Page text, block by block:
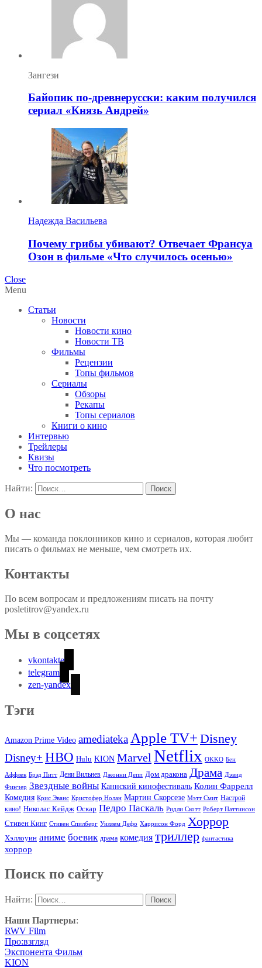
Зангези
Байопик по-древнерусски: каким получился
сериал «Князь Андрей»
Надежда Васильева
Почему грибы убивают? Отвечает Франсуа
Озон в фильме «Что случилось осенью»
Close
Menu
Статьи
Новости
Новости кино
Новости ТВ
Фильмы
Рецензии
Топы фильмов
Сериалы
Обзоры
Рекапы
Топы сериалов
Книги о кино
Интервью
Трейлеры
Квизы
Что посмотреть
Найти:
О нас
Мы — команда поклонников кино и сериалов, которая любит
писать о фильмах не меньше, чем смотреть их.
Контакты
По всем вопросам и предложениям писать на почту
posletitrov@yandex.ru
Мы в соцсетях
vkontakte
telegram
zen-yandex
Тэги
Amazon Prime Video amediateka Apple TV+ Disney
Disney+ HBO Hulu KION Marvel Netflix OKKO Бен
Аффлек Брэд Питт Дени Вильнев Джонни Депп Дом дракона Драма Дэвид
Финчер Звездные войны Каннский кинофестиваль Колин Фаррелл
Комедия Крис Эванс Кристофер Нолан Мартин Скорсезе Мэтт Смит Настрой
кино! Николас Кейдж Оскар Педро Паскаль Ридли Скотт Роберт Паттинсон
Стивен Кинг Стивен Спилберг Уиллем Дефо Харрисон Форд Хоррор
Хэллоуин аниме боевик драма комедия триллер фантастика
хоррор
Поиск по сайту
Найти:
Наши Партнеры:
RWV Film
Про:взгляд
Экспонента Фильм
KION